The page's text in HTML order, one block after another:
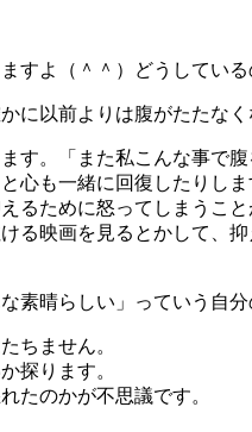
すよ（＾＾）どうしてい
に以前よりは腹がたたなく
す。「また私こんな事で
心も一緒に回復したりしま
るために怒ってしまうこ
映画を見るとかして、
素晴らしい」っていう自
ちません。
探ります。
たのかが不思議です。